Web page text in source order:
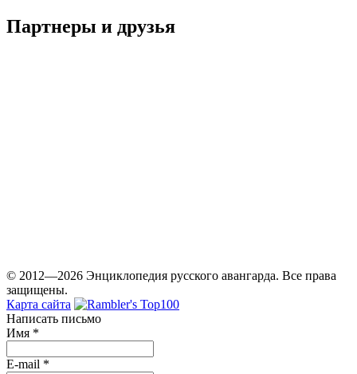
Партнеры и друзья
© 2012—2026 Энциклопедия русского авангарда. Все права
защищены.
Карта сайта
Написать письмо
Имя *
E-mail *